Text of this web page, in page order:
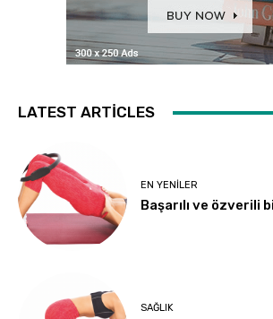
LATEST ARTICLES
EN YENILER
Başarılı ve özverili
SAĞLIK